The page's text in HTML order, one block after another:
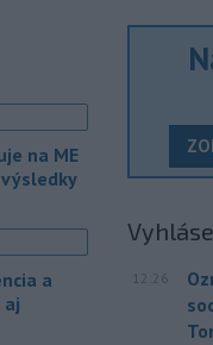
horúčavy
do davu
na ME
a
aj
12:26